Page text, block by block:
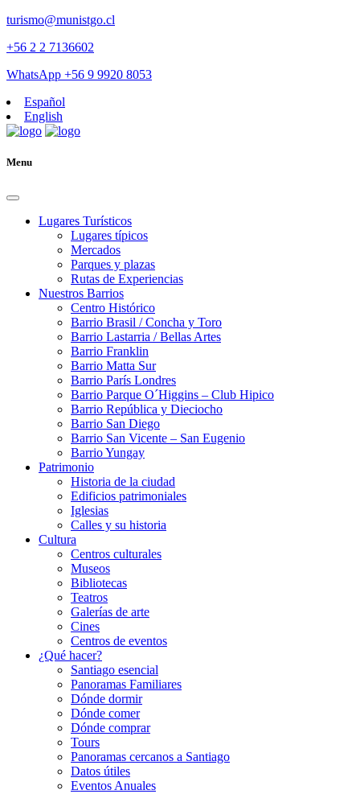
turismo@munistgo.cl
+56 2 2 7136602
WhatsApp +56 9 9920 8053
Español
English
Menu
Lugares Turísticos
Lugares tí­picos
Mercados
Parques y plazas
Rutas de Experiencias
Nuestros Barrios
Centro Histórico
Barrio Brasil / Concha y Toro
Barrio Lastarria / Bellas Artes
Barrio Franklin
Barrio Matta Sur
Barrio Parí­s Londres
Barrio Parque O´Higgins – Club Hipico
Barrio República y Dieciocho
Barrio San Diego
Barrio San Vicente – San Eugenio
Barrio Yungay
Patrimonio
Historia de la ciudad
Edificios patrimoniales
Iglesias
Calles y su historia
Cultura
Centros culturales
Museos
Bibliotecas
Teatros
Galerí­as de arte
Cines
Centros de eventos
¿Qué hacer?
Santiago esencial
Panoramas Familiares
Dónde dormir
Dónde comer
Dónde comprar
Tours
Panoramas cercanos a Santiago
Datos útiles
Eventos Anuales